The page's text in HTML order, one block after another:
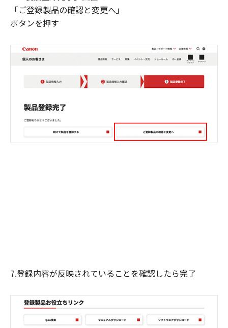
「ご登録製品の確認と変更へ」
ボタンを押す
7.登録内容が反映されていることを確認したら完了